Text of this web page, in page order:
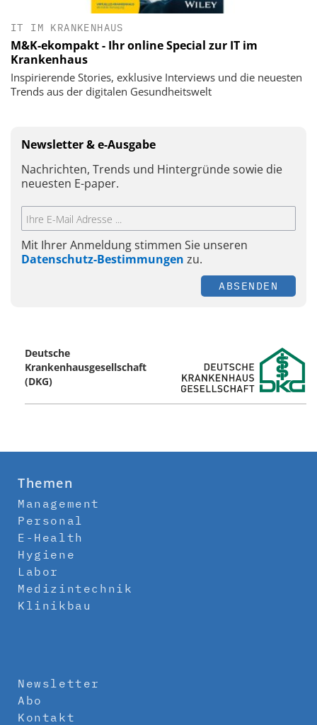
IT IM KRANKENHAUS
M&K-ekompakt - Ihr online Special zur IT im
Krankenhaus
Inspirierende Stories, exklusive Interviews und die neuesten
Trends aus der digitalen Gesundheitswelt
Newsletter & e-Ausgabe
Nachrichten, Trends und Hintergründe sowie die
neuesten E-paper.
Mit Ihrer Anmeldung stimmen Sie unseren
Datenschutz-Bestimmungen zu.
ABSENDEN
Deutsche
Krankenhausgesellschaft
(DKG)
Themen
Management
Personal
E-Health
Hygiene
Labor
Medizintechnik
Klinikbau
Newsletter
Abo
Kontakt